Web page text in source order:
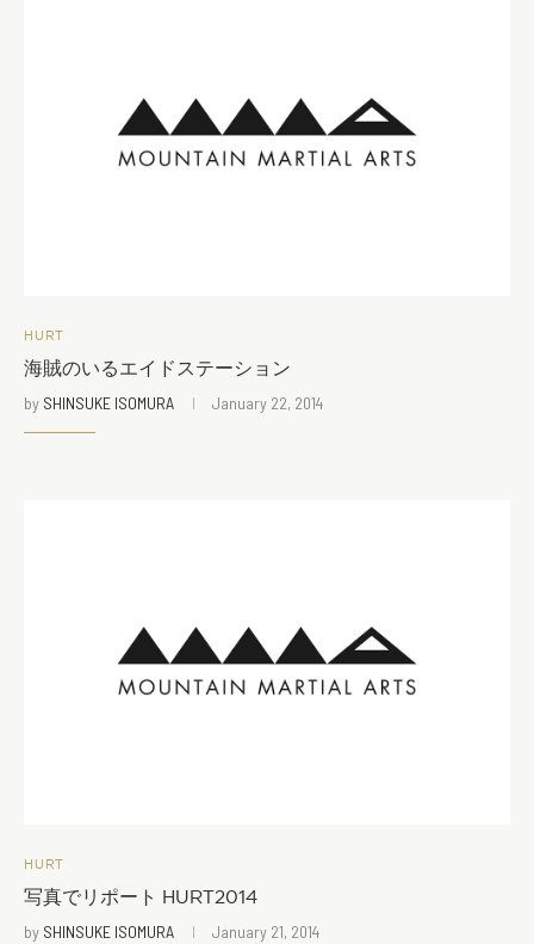
HURT
海賊のいるエイドステーション
by SHINSUKE ISOMURA January 22, 2014
HURT
写真でリポート HURT2014
by SHINSUKE ISOMURA January 21, 2014